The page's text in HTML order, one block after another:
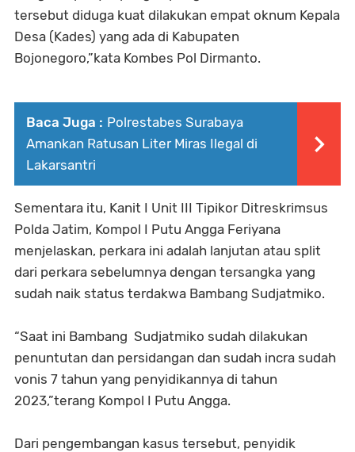
tersebut diduga kuat dilakukan empat oknum Kepala
Desa (Kades) yang ada di Kabupaten
Bojonegoro,”kata Kombes Pol Dirmanto.
Baca Juga : Polrestabes Surabaya
Amankan Ratusan Liter Miras Ilegal di
Lakarsantri
Sementara itu, Kanit I Unit III Tipikor Ditreskrimsus
Polda Jatim, Kompol I Putu Angga Feriyana
menjelaskan, perkara ini adalah lanjutan atau split
dari perkara sebelumnya dengan tersangka yang
sudah naik status terdakwa Bambang Sudjatmiko.
“Saat ini Bambang Sudjatmiko sudah dilakukan
penuntutan dan persidangan dan sudah incra sudah
vonis 7 tahun yang penyidikannya di tahun
2023,”terang Kompol I Putu Angga.
Dari pengembangan kasus tersebut, penyidik